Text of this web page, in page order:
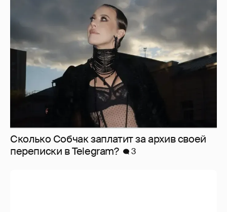
Сколько Собчак заплатит за архив своей
перeписки в Telegram?
3